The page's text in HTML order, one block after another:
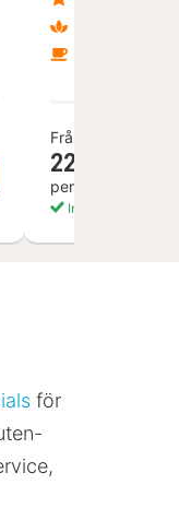
Havsbad
Från
2294 kr.
per natt, 2 vuxna
Inga dolda
för